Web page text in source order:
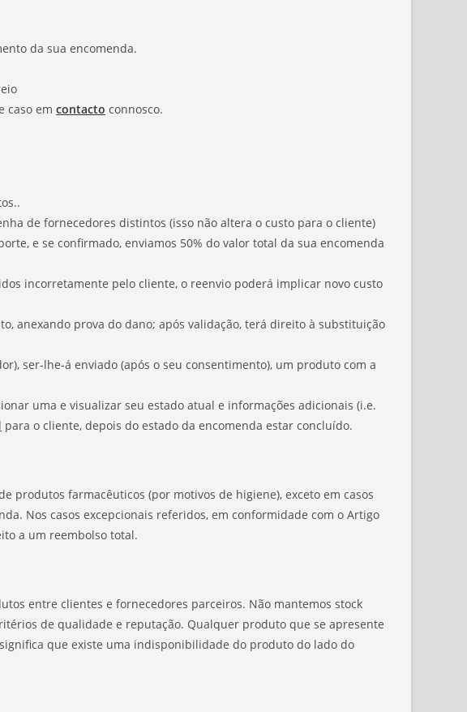
da sua encomenda.
caso em contacto connosco.
de fornecedores distintos (isso não altera o custo para o cliente)
e se confirmado, enviamos 50% do valor total da sua encomenda
incorretamente pelo cliente, o reenvio poderá implicar novo custo
anexando prova do dano; após validação, terá direito à substituição
ser-lhe-á enviado (após o seu consentimento), um produto com a
uma e visualizar seu estado atual e informações adicionais (i.e.
para o cliente, depois do estado da encomenda estar concluído.
produtos farmacêuticos (por motivos de higiene), exceto em casos
Nos casos excepcionais referidos, em conformidade com o Artigo
a um reembolso total.
entre clientes e fornecedores parceiros. Não mantemos stock
de qualidade e reputação. Qualquer produto que se apresente
significa que existe uma indisponibilidade do produto do lado do